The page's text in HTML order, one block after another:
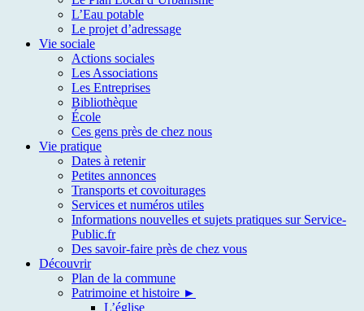
L’Eau potable
Le projet d’adressage
Vie sociale
Actions sociales
Les Associations
Les Entreprises
Bibliothèque
École
Ces gens près de chez nous
Vie pratique
Dates à retenir
Petites annonces
Transports et covoiturages
Services et numéros utiles
Informations nouvelles et sujets pratiques sur Service-
Public.fr
Des savoir-faire près de chez vous
Découvrir
Plan de la commune
Patrimoine et histoire ►
L’église